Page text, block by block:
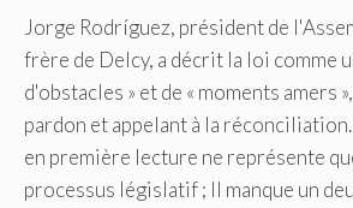
Jorge Rodríguez, président de
frère de Delcy, a décrit la loi comme
d'obstacles » et de « moments amers
pardon et appelant à la
en première lecture ne représente
processus législatif ; Il manque un